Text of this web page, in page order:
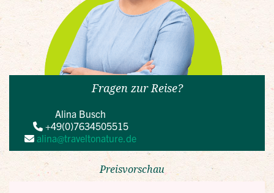
Fragen zur Reise?
Alina Busch
+49(0)7634505515
alina@traveltonature.de
Preisvorschau